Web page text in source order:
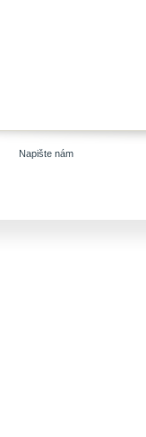
Napište nám